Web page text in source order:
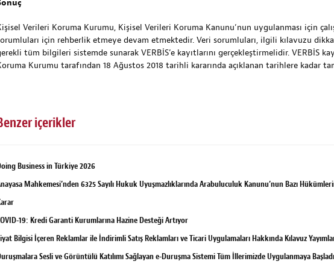
Verileri Koruma Kurumu, Kişisel Verileri Koruma Kanunu’nun uygulanması için
için rehberlik etmeye devam etmektedir. Veri sorumluları, ilgili kılavuzu
tüm bilgileri sistemde sunarak VERBİS’e kayıtlarını gerçekleştirmelidir. VERBİS
Kurumu tarafından 18 Ağustos 2018 tarihli kararında açıklanan tarihlere kadar
içerikler
Business in Türkiye 2026
Mahkemesi’nden 6325 Sayılı Hukuk Uyuşmazlıklarında Arabuluculuk Kanunu’nun Bazı
19: Kredi Garanti Kurumlarına Hazine Desteği Artıyor
Bilgisi İçeren Reklamlar ile İndirimli Satış Reklamları ve Ticari Uygulamaları Hakkında Kılavuz
Sesli ve Görüntülü Katılımı Sağlayan e-Duruşma Sistemi Tüm İllerimizde Uygulanmaya Başladı